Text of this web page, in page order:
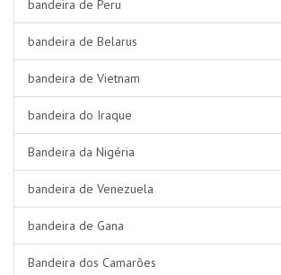
bandeira de Peru
bandeira de Belarus
bandeira de Vietnam
bandeira do Iraque
Bandeira da Nigéria
bandeira de Venezuela
bandeira de Gana
Bandeira dos Camarões